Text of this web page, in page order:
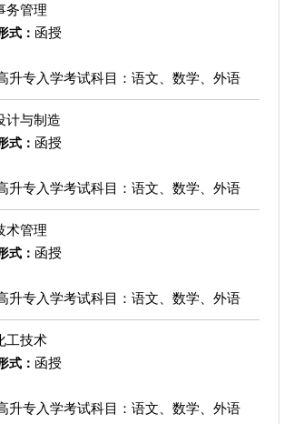
务管理
式： 函授
升专入学考试科目：语文、数学、外语
计与制造
式： 函授
升专入学考试科目：语文、数学、外语
术管理
式： 函授
升专入学考试科目：语文、数学、外语
工技术
式： 函授
升专入学考试科目：语文、数学、外语